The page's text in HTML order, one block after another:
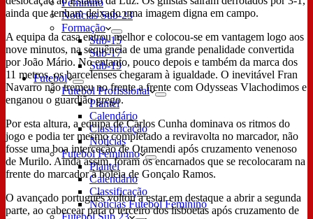
Feminino
Notícias Sub-23
Formação
Sub-15
Sub-17
Sub-19
Futebol
Futebol Profissional
Plantel
Calendário
Classificação
Notícias
Futebol Feminino
Plantel
Calendário
Classificação
Notícias Futebol Feminino
Futebol Sub 23
ainda que tenham deixado uma imagem digna em campo.
A equipa da casa entrou melhor e colocou-se em vantagem logo aos
nove minutos, na sequência de uma grande penalidade convertida
por João Mário. No entanto, pouco depois e também da marca dos
11 metros, os barcelenses chegaram à igualdade. O inevitável Fran
Navarro não tremeu no frente a frente com Odysseas Vlachodimos e
enganou o guardião grego.
Por esta altura, a equipa de Carlos Cunha dominava os ritmos do
jogo e podia ter mesmo completado a reviravolta no marcador, não
fosse uma boa interceção de Otamendi após cruzamento venenoso
de Murilo. Ainda assim, foram os encarnados que se recolocaram na
frente do marcador à boleia de Gonçalo Ramos.
O avançado português voltou a estar em destaque a abrir a segunda
parte, ao cabecear para o terceiro dos lisboetas após cruzamento de